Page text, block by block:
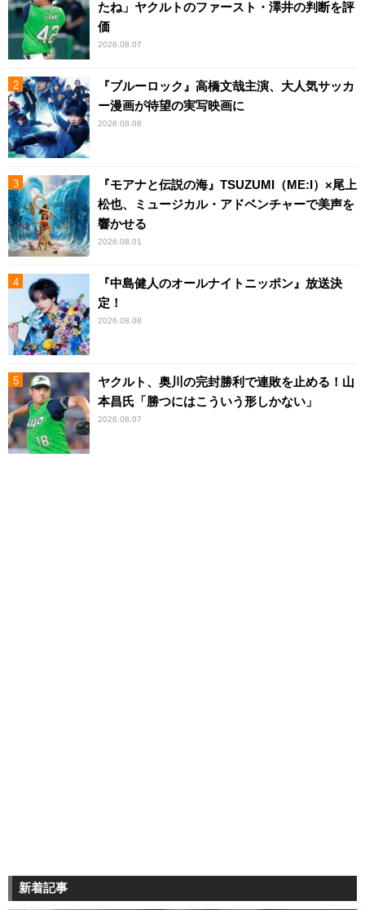
たね」ヤクルトのファースト・澤井の判断を評
価
2026.08.07
『ブルーロック』高橋文哉主演、大人気サッカ
ー漫画が待望の実写映画に
2026.08.08
『モアナと伝説の海』TSUZUMI（ME:I）×尾上
松也、ミュージカル・アドベンチャーで美声を
響かせる
2026.08.01
『中島健人のオールナイトニッポン』放送決
定！
2026.08.08
ヤクルト、奥川の完封勝利で連敗を止める！山
本昌氏「勝つにはこういう形しかない」
2026.08.07
新着記事